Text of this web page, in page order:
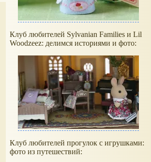
Клуб любителей Sylvanian Families и Lil
Woodzeez: делимся историями и фото:
Клуб любителей прогулок с игрушками:
фото из путешествий: